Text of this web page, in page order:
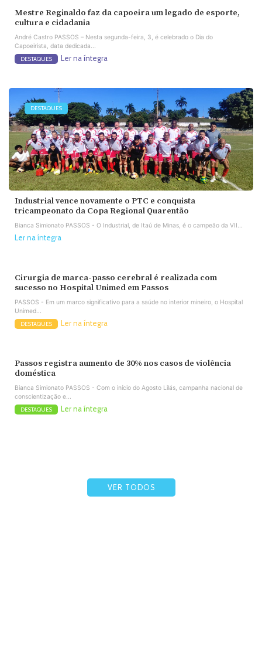
Mestre Reginaldo faz da capoeira um legado de esporte,
cultura e cidadania
André Castro PASSOS – Nesta segunda-feira, 3, é celebrado o Dia do
Capoeirista, data dedicada...
DESTAQUES Ler na íntegra
DESTAQUES
Industrial vence novamente o PTC e conquista
tricampeonato da Copa Regional Quarentão
Bianca Simionato PASSOS - O Industrial, de Itaú de Minas, é o campeão da VII...
Ler na íntegra
Cirurgia de marca-passo cerebral é realizada com
sucesso no Hospital Unimed em Passos
PASSOS - Em um marco significativo para a saúde no interior mineiro, o Hospital
Unimed...
DESTAQUES Ler na íntegra
Passos registra aumento de 30% nos casos de violência
doméstica
Bianca Simionato PASSOS - Com o início do Agosto Lilás, campanha nacional de
conscientização e...
DESTAQUES Ler na íntegra
VER TODOS